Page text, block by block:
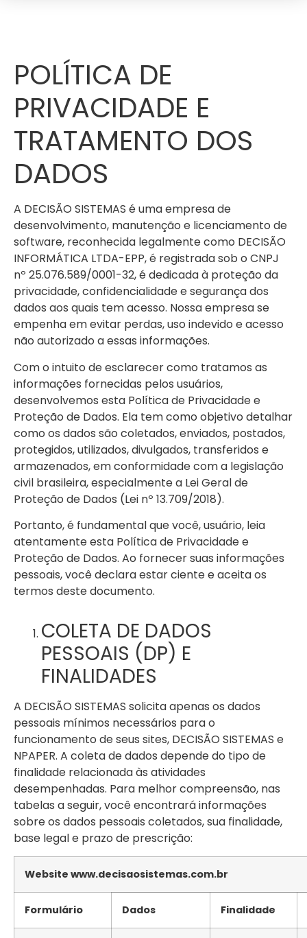
POLÍTICA DE
PRIVACIDADE E
TRATAMENTO DOS
DADOS
A DECISÃO SISTEMAS é uma empresa de
desenvolvimento, manutenção e licenciamento de
software, reconhecida legalmente como DECISÃO
INFORMÁTICA LTDA-EPP, é registrada sob o CNPJ
nº 25.076.589/0001-32, é dedicada à proteção da
privacidade, confidencialidade e segurança dos
dados aos quais tem acesso. Nossa empresa se
empenha em evitar perdas, uso indevido e acesso
não autorizado a essas informações.
Com o intuito de esclarecer como tratamos as
informações fornecidas pelos usuários,
desenvolvemos esta Política de Privacidade e
Proteção de Dados. Ela tem como objetivo detalhar
como os dados são coletados, enviados, postados,
protegidos, utilizados, divulgados, transferidos e
armazenados, em conformidade com a legislação
civil brasileira, especialmente a Lei Geral de
Proteção de Dados (Lei nº 13.709/2018).
Portanto, é fundamental que você, usuário, leia
atentamente esta Política de Privacidade e
Proteção de Dados. Ao fornecer suas informações
pessoais, você declara estar ciente e aceita os
termos deste documento.
COLETA DE DADOS
PESSOAIS (DP) E
FINALIDADES
A DECISÃO SISTEMAS solicita apenas os dados
pessoais mínimos necessários para o
funcionamento de seus sites, DECISÃO SISTEMAS e
NPAPER. A coleta de dados depende do tipo de
finalidade relacionada às atividades
desempenhadas. Para melhor compreensão, nas
tabelas a seguir, você encontrará informações
sobre os dados pessoais coletados, sua finalidade,
base legal e prazo de prescrição:
Website www.decisaosistemas.com.br
Formulário Dados Finalidade